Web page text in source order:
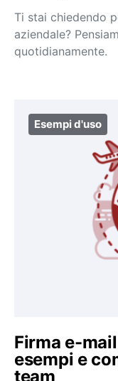
Ti stai chiedendo
aziendale?
quotidianamente.
Esempi d'uso
Firma e-
esempi e
team